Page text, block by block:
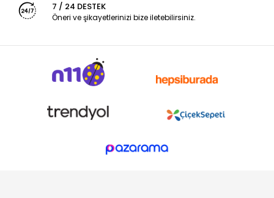
7 / 24 DESTEK
Öneri ve şikayetlerinizi bize iletebilirsiniz.